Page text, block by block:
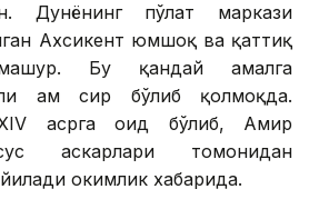
Дунёнинг пўлат маркази
Ахсикент юмшоқ ва қаттиқ
Бу қандай амалга
ҳам сир бўлиб қолмоқда.
асрга оид бўлиб, Амир
аскарлари томонидан
ҳокимлик хабарида.